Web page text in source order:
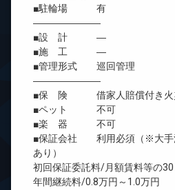
■駐輪場 有
―――――――
■設 計 ―
■施 工 ―
■管理形式 巡回管理
―――――――
■保 険 借家人賠償付き火
■ペット 不可
■楽 器 不可
■保証会社 利用必須（※大手
あり）
初回保証委託料/月額賃料等の30
年間継続料/0.8万円～1.0万円